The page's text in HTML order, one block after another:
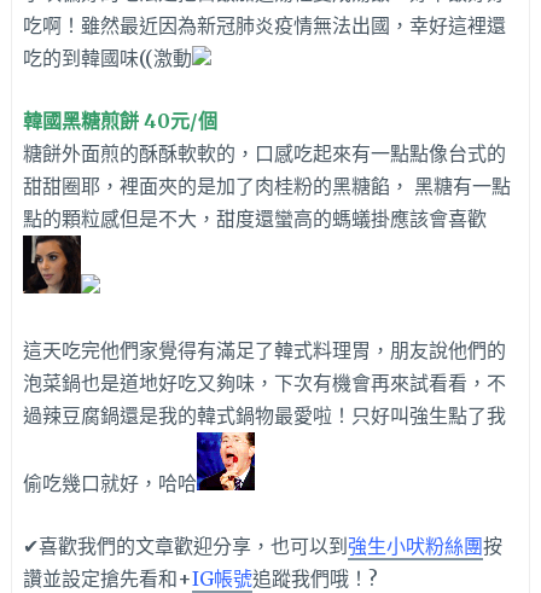
吃啊！雖然最近因為新冠肺炎疫情無法出國，幸好這裡還
吃的到韓國味((激動
韓國黑糖煎餅 40元/個
糖餅外面煎的酥酥軟軟的，口感吃起來有一點點像台式的
甜甜圈耶，裡面夾的是加了肉桂粉的黑糖餡， 黑糖有一點
點的顆粒感但是不大，甜度還蠻高的螞蟻掛應該會喜歡
這天吃完他們家覺得有滿足了韓式料理胃，朋友說他們的
泡菜鍋也是道地好吃又夠味，下次有機會再來試看看，不
過辣豆腐鍋還是我的韓式鍋物最愛啦！只好叫強生點了我
偷吃幾口就好，哈哈
✔喜歡我們的文章歡迎分享，也可以到 強生小吠粉絲團按
讚並設定搶先看和+IG帳號追蹤我們哦！?